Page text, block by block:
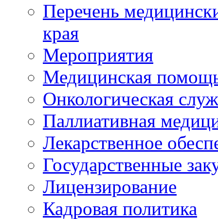
Перечень
края
Мероприятия
Медицинская
Онкологическая
Паллиативная
Лекарственное
Государственные
Лицензирование
Кадровая политика